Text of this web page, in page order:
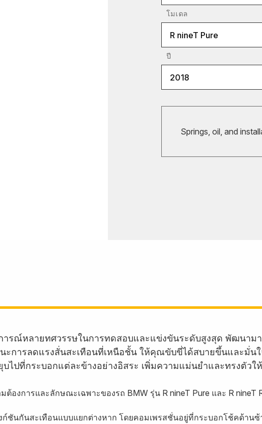
โมเดล
R nineT Pure
ปี
2018
Springs, oil, and
ารณ์หลายทศวรรษในการทดสอบและแข่งขันระดับสูงสุด พัฒนาม
ะการลดแรงสั่นสะเทือนที่เหนือชั้น ให้คุณขับขี่ได้สบายขึ้นและมั่น
ไปที่กระบอกแต่ละข้างอย่างอิสระ เพิ่มความแม่นยำและทรงตัวใ
องการและลักษณะเฉพาะของรถ BMW รุ่น R nineT Pure และ R nineT
ชันกันสะเทือนแบบแยกต่างหาก โดยคอมเพรสชั่นอยู่ที่กระบอกโช้คด้าน